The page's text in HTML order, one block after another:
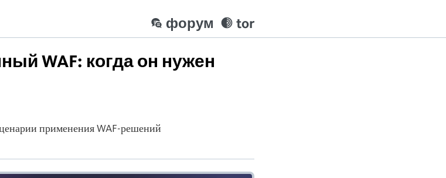
tor
форум
WAF: когда он нужен
применения WAF-решений